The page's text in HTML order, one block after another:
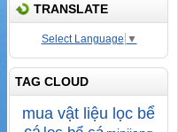
TRANSLATE
Select Language ▼
TAG CLOUD
mua vật liệu lọc bể